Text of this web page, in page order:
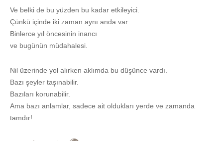
Ve belki de bu yüzden bu kadar etkileyici.
Çünkü içinde iki zaman aynı anda var:
Binlerce yıl öncesinin inancı
ve bugünün müdahalesi.
Nil üzerinde yol alırken aklımda bu düşünce vardı.
Bazı şeyler taşınabilir.
Bazıları korunabilir.
Ama bazı anlamlar, sadece ait oldukları yerde ve zamanda
tamdır!